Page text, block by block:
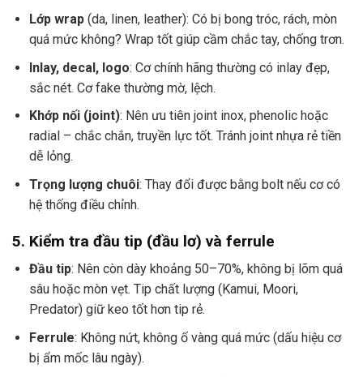
Lớp wrap(da, linen, leather): Có bị bong tróc, rách, mòn
quá mức không? Wrap tốt giúp cầm chắc tay, chống trơn.
Inlay, decal, logo: Cơ chính hãng thường có inlay đẹp,
sắc nét. Cơ fake thường mờ, lệch.
Khớp nối (joint): Nên ưu tiên joint inox, phenolic hoặc
radial – chắc chắn, truyền lực tốt. Tránh joint nhựa rẻ tiền
dễ lỏng.
Trọng lượng chuôi: Thay đổi được bằng bolt nếu cơ có
hệ thống điều chỉnh.
5. Kiểm tra đầu tip (đầu lơ) và ferrule
Đầu tip: Nên còn dày khoảng 50–70%, không bị lõm quá
sâu hoặc mòn vẹt. Tip chất lượng (Kamui, Moori,
Predator) giữ keo tốt hơn tip rẻ.
Ferrule: Không nứt, không ố vàng quá mức (dấu hiệu cơ
bị ẩm mốc lâu ngày).